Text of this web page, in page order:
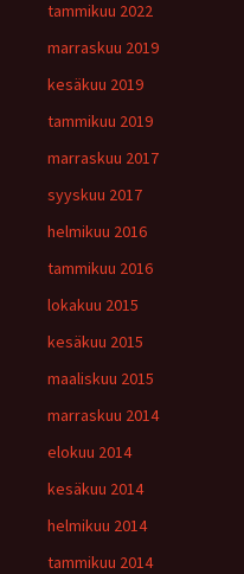
tammikuu 2022
marraskuu 2019
kesäkuu 2019
tammikuu 2019
marraskuu 2017
syyskuu 2017
helmikuu 2016
tammikuu 2016
lokakuu 2015
kesäkuu 2015
maaliskuu 2015
marraskuu 2014
elokuu 2014
kesäkuu 2014
helmikuu 2014
tammikuu 2014